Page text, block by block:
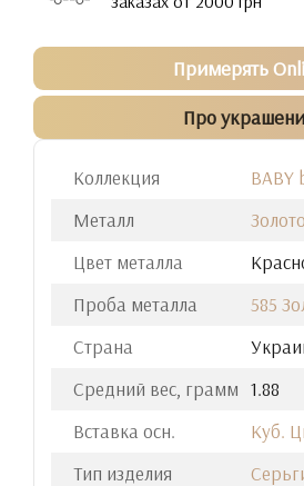
Примерять
Про
Коллекция
BABY
Металл
Золото
Цвет металла
Проба металла
585
Страна
Средний вес, грамм 1.88
Вставка осн.
Куб.
Тип изделия